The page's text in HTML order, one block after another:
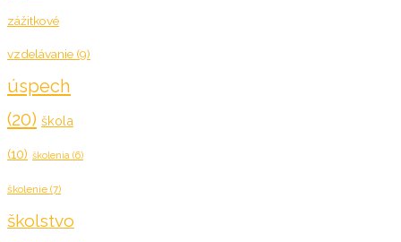
zážitkové
vzdelávanie (9)
úspech
(20) škola
(10) školenia (6)
školenie (7)
školstvo